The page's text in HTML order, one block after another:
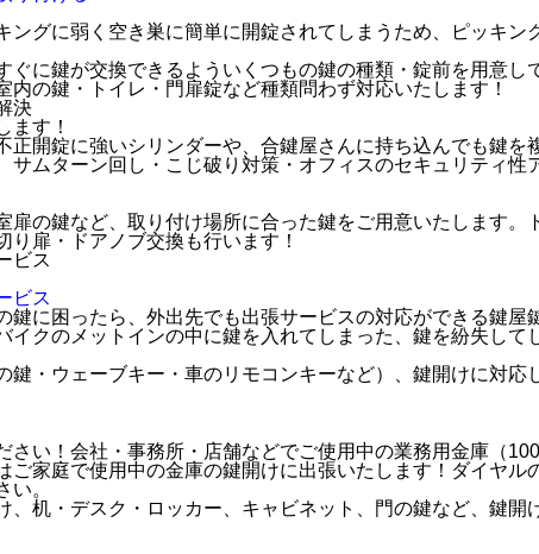
ングに弱く空き巣に簡単に開錠されてしまうため、ピッキ
ぐに鍵が交換できるよういくつもの鍵の種類・錠前を用意
内の鍵・トイレ・門扉錠など種類問わず対応いたします！
決
ます！
正開錠に強いシリンダーや、合鍵屋さんに持ち込んでも鍵
サムターン回し・こじ破り対策・オフィスのセキュリティ
扉の鍵など、取り付け場所に合った鍵をご用意いたします
扉・ドアノブ交換も行います！
ビス
ビス
鍵に困ったら、外出先でも出張サービスの対応ができる鍵
イクのメットインの中に鍵を入れてしまった、鍵を紛失し
鍵・ウェーブキー・車のリモコンキーなど）、鍵開けに対応
さい！会社・事務所・店舗などでご使用中の業務用金庫（
ご家庭で使用中の金庫の鍵開けに出張いたします！ダイヤ
い。
、机・デスク・ロッカー、キャビネット、門の鍵など、鍵開